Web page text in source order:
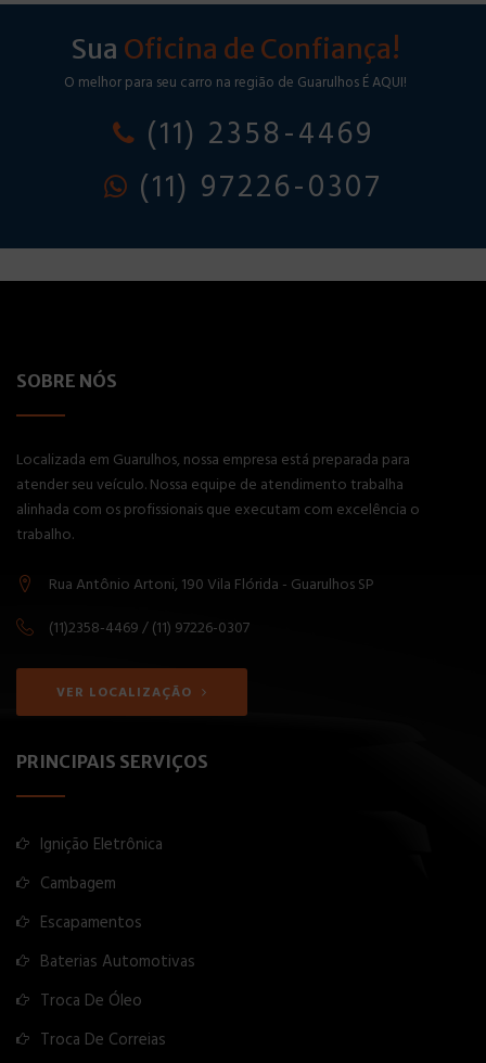
Sua Oficina de Confiança!
O melhor para seu carro na região de Guarulhos É AQUI!
(11) 2358-4469
(11) 97226-0307
SOBRE NÓS
Localizada em Guarulhos, nossa empresa está preparada para
atender seu veículo. Nossa equipe de atendimento trabalha
alinhada com os profissionais que executam com excelência o
trabalho.
Rua Antônio Artoni, 190 Vila Flórida - Guarulhos SP
(11)2358-4469 / (11) 97226-0307
VER LOCALIZAÇÃO
PRINCIPAIS SERVIÇOS
Ignição Eletrônica
Cambagem
Escapamentos
Baterias Automotivas
Troca De Óleo
Troca De Correias